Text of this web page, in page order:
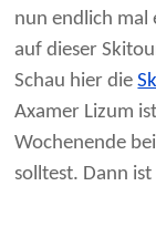
nun endlich mal
auf dieser
Schau hier die
Axamer Lizum
Wochenende
solltest. Dann